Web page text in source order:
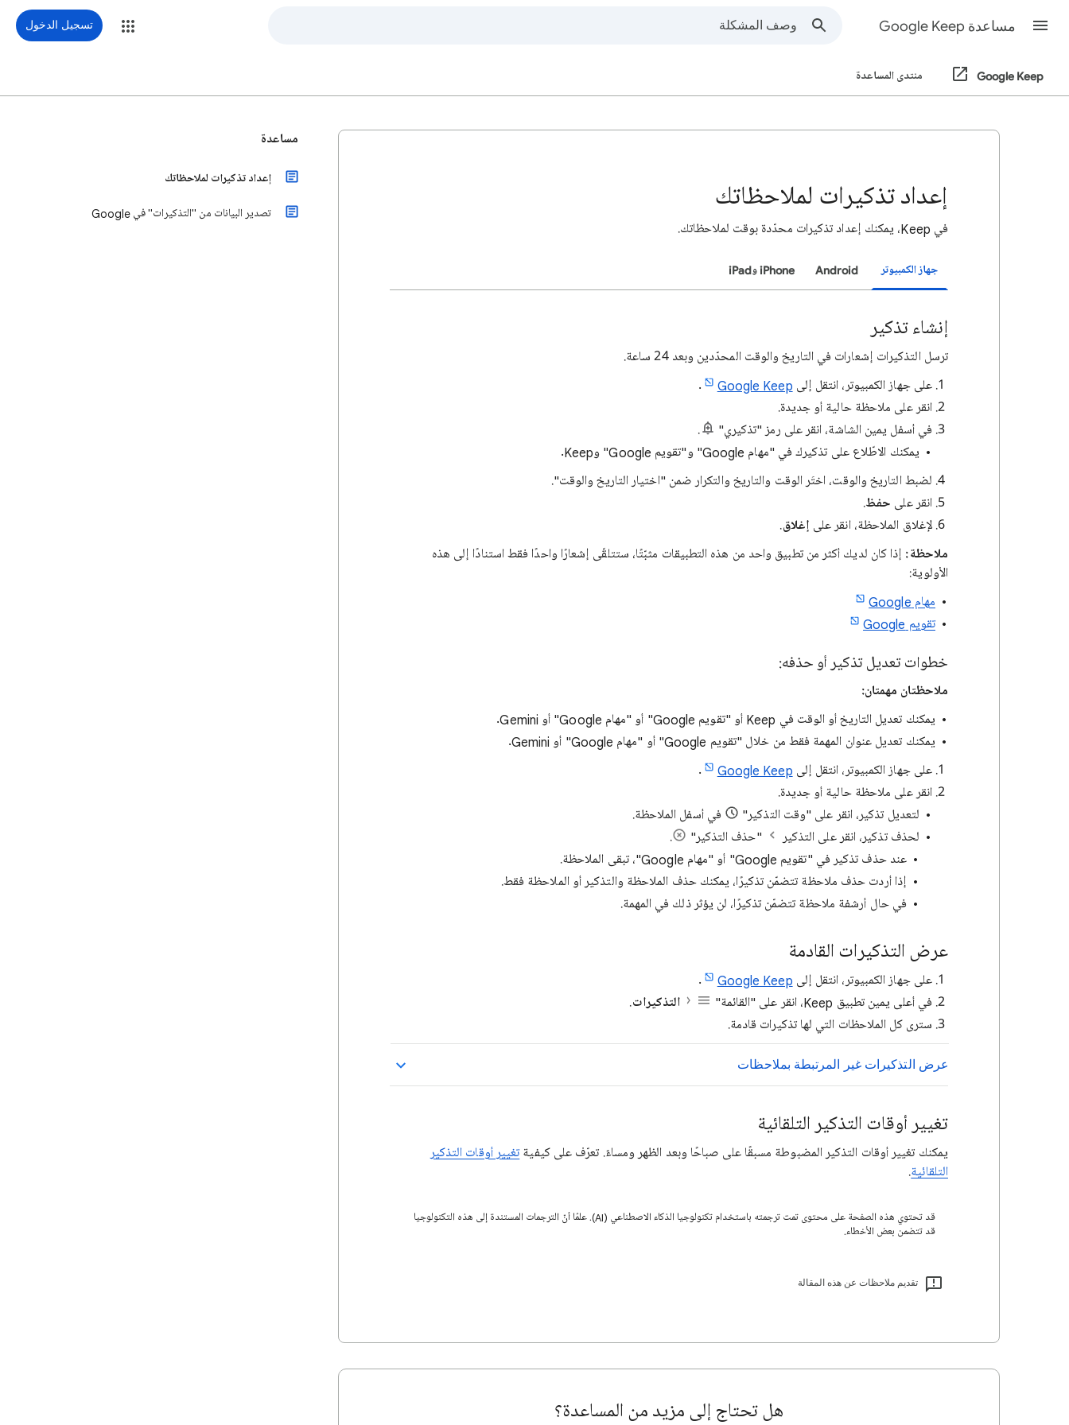
مساعدة Google Keep تسجيل الدخول
Google Keep منتدى المساعدة
إعداد تذكيرات لملاحظاتك
في Keep، يمكنك إعداد تذكيرات محدّدة بوقت لملاحظاتك.
جهاز الكمبيوتر Android iPhone وiPad
إنشاء تذكير
ترسل التذكيرات إشعارات في التاريخ والوقت المحدّدين وبعد 24 ساعة.
على جهاز الكمبيوتر، انتقل إلى Google Keep
.
انقر على ملاحظة حالية أو جديدة.
في أسفل يمين الشاشة، انقر على رمز "تذكيري"
.
يمكنك الاطّلاع على تذكيرك في "مهام Google" و"تقويم Google" وKeep.
لضبط التاريخ والوقت، اختَر الوقت والتاريخ والتكرار ضمن "اختيار التاريخ والوقت".
انقر على حفظ.
لإغلاق الملاحظة، انقر على إغلاق.
ملاحظة: إذا كان لديك أكثر من تطبيق واحد من هذه التطبيقات مثبّتًا، ستتلقّى إشعارًا واحدًا فقط استنادًا إلى هذه
الأولوية:
مهام Google
تقويم Google
خطوات تعديل تذكير أو حذفه:
ملاحظتان مهمتان:
يمكنك تعديل التاريخ أو الوقت في Keep أو "تقويم Google" أو "مهام Google" أو Gemini.
يمكنك تعديل عنوان المهمة فقط من خلال "تقويم Google" أو "مهام Google" أو Gemini.
على جهاز الكمبيوتر، انتقل إلى Google Keep
.
انقر على ملاحظة حالية أو جديدة.
لتعديل تذكير، انقر على "وقت التذكير"
في أسفل الملاحظة.
لحذف تذكير، انقر على التذكير
"حذف التذكير"
.
عند حذف تذكير في "تقويم Google" أو "مهام Google"، تبقى الملاحظة.
إذا أردت حذف ملاحظة تتضمّن تذكيرًا، يمكنك حذف الملاحظة والتذكير أو الملاحظة فقط.
في حال أرشفة ملاحظة تتضمّن تذكيرًا، لن يؤثر ذلك في المهمة.
عرض التذكيرات القادمة
على جهاز الكمبيوتر، انتقل إلى Google Keep
.
في أعلى يمين تطبيق Keep، انقر على "القائمة"
التذكيرات.
سترى كل الملاحظات التي لها تذكيرات قادمة.
عرض التذكيرات غير المرتبطة بملاحظات
تغيير أوقات التذكير التلقائية
يمكنك تغيير أوقات التذكير المضبوطة مسبقًا على صباحًا وبعد الظهر ومساءً. تعرّف على كيفية تغيير أوقات التذكير
التلقائية.
قد تحتوي هذه الصفحة على محتوى تمت ترجمته باستخدام تكنولوجيا الذكاء الاصطناعي (AI). علمًا أنّ الترجمات المستندة إلى هذه التكنولوجيا
قد تتضمن بعض الأخطاء.
تقديم ملاحظات عن هذه المقالة
هل تحتاج إلى مزيد من المساعدة؟
مساعدة
إعداد تذكيرات لملاحظاتك
تصدير البيانات من "التذكيرات" في Google